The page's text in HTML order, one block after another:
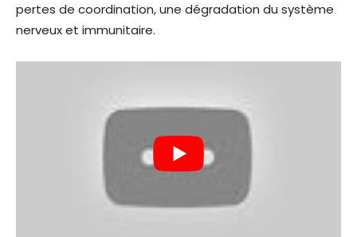
pertes de coordination, une dégradation du système
nerveux et immunitaire.